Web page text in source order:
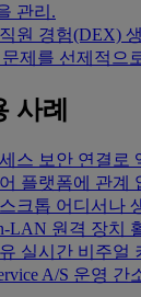
관리.
원 경험(DEX)
제를 선제적으
사례
스 보안 연결로
플랫폼에 관계
크톱 어디서나
LAN 원격 장치
실시간 비주얼
A/S 운영 간